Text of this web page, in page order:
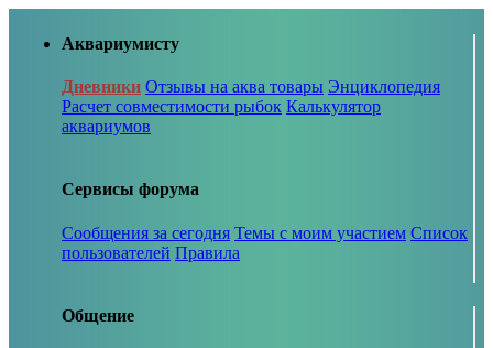
Аквариумисту
Дневники Отзывы на аква товары Энциклопедия
Расчет совместимости рыбок Калькулятор
аквариумов
Сервисы форума
Сообщения за сегодня Темы с моим участием Список
пользователей Правила
Общение